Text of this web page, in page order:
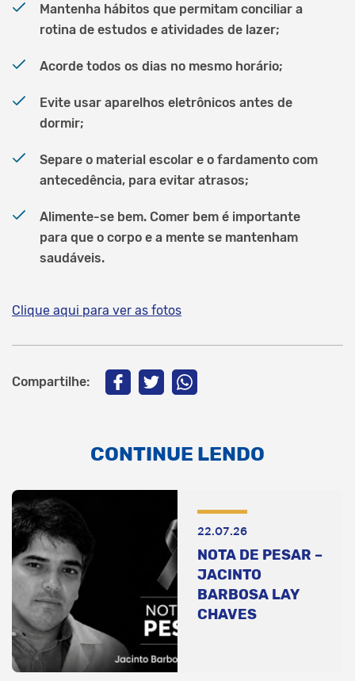
Mantenha hábitos que permitam conciliar a
rotina de estudos e atividades de lazer;
Acorde todos os dias no mesmo horário;
Evite usar aparelhos eletrônicos antes de
dormir;
Separe o material escolar e o fardamento com
antecedência, para evitar atrasos;
Alimente-se bem. Comer bem é importante
para que o corpo e a mente se mantenham
saudáveis.
Clique aqui para ver as fotos
Compartilhe:
CONTINUE LENDO
22.07.26
NOTA DE PESAR –
JACINTO
BARBOSA LAY
CHAVES